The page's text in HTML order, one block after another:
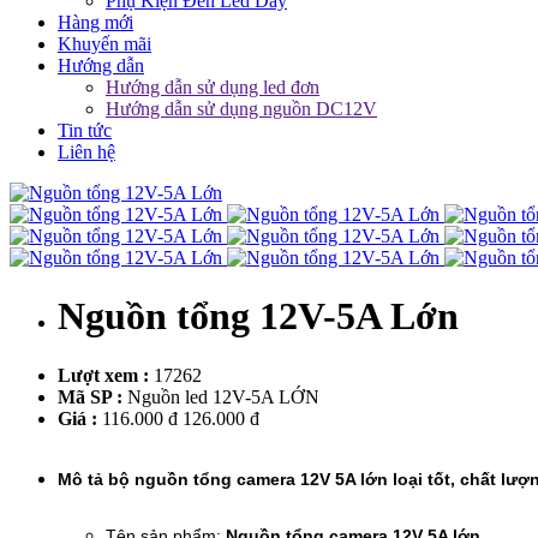
Hàng mới
Khuyến mãi
Hướng dẫn
Hướng dẫn sử dụng led đơn
Hướng dẫn sử dụng nguồn DC12V
Tin tức
Liên hệ
Nguồn tổng 12V-5A Lớn
Lượt xem : 17262
Mã SP : Nguồn led 12V-5A LỚN
Giá : 116.000 đ 126.000 đ
Mô tả bộ nguồn tổng camera 12V 5A lớn loại tốt, chất